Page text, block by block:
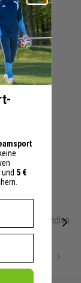
Adidas Condivo
5 €